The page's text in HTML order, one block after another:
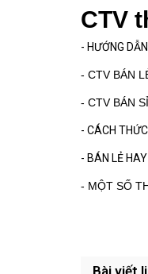
CTV
- HƯỚNG
- CTV BÁN
- CTV BÁN
- CÁCH
- BÁN LẺ
- MỘT SỐ
Bài viết